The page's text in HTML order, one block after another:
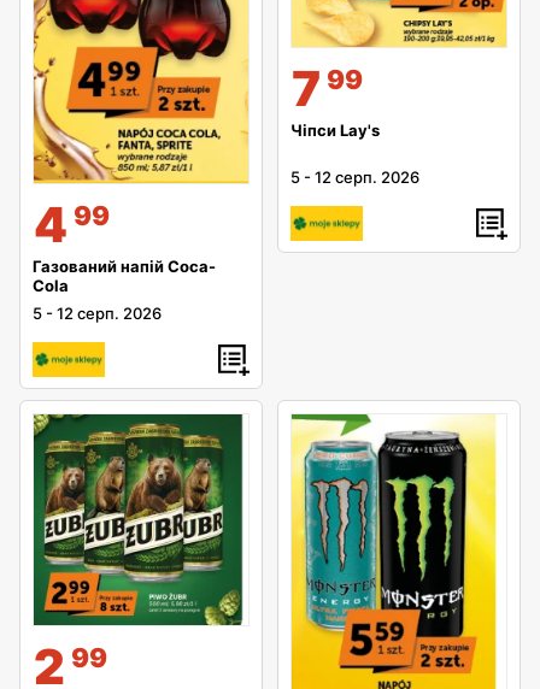
4 99
Газований напій Coca-
Cola
5 -12 серп. 2026
7 99
Чіпси Lay's
5 -12 серп. 2026
2 99